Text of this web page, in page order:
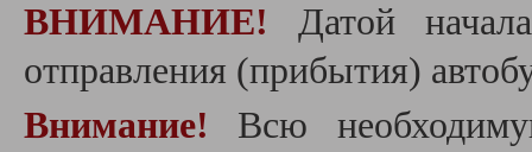
ВНИМАНИЕ! Датой
отправления (прибытия)
Внимание!
Всю